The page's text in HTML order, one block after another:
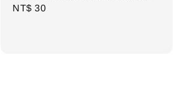
Regular
NT$ 30